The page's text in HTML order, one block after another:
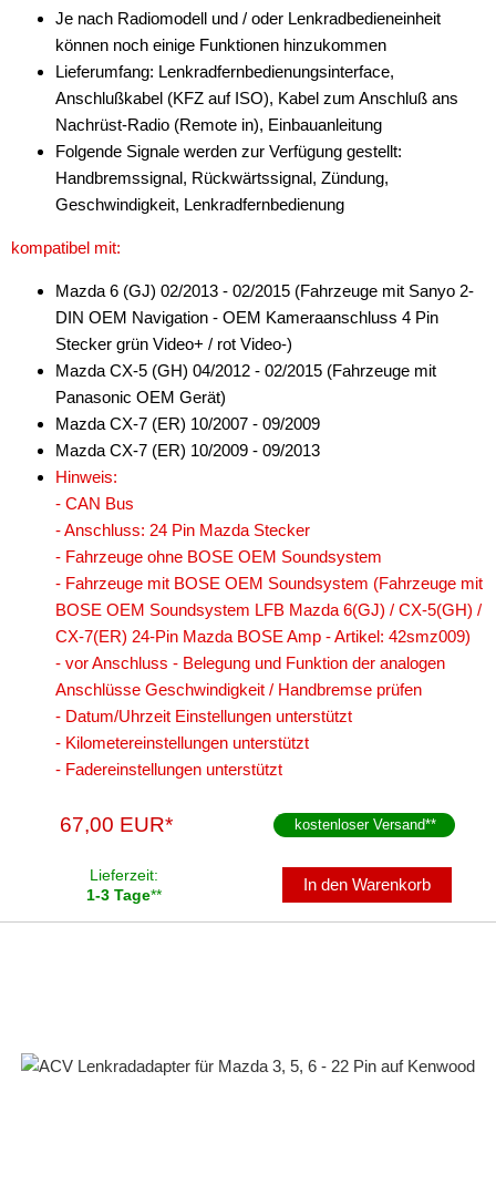
Je nach Radiomodell und / oder Lenkradbedieneinheit
können noch einige Funktionen hinzukommen
Lieferumfang: Lenkradfernbedienungsinterface,
Anschlußkabel (KFZ auf ISO), Kabel zum Anschluß ans
Nachrüst-Radio (Remote in), Einbauanleitung
Folgende Signale werden zur Verfügung gestellt:
Handbremssignal, Rückwärtssignal, Zündung,
Geschwindigkeit, Lenkradfernbedienung
kompatibel mit:
Mazda 6 (GJ) 02/2013 - 02/2015 (Fahrzeuge mit Sanyo 2-
DIN OEM Navigation - OEM Kameraanschluss 4 Pin
Stecker grün Video+ / rot Video-)
Mazda CX-5 (GH) 04/2012 - 02/2015 (Fahrzeuge mit
Panasonic OEM Gerät)
Mazda CX-7 (ER) 10/2007 - 09/2009
Mazda CX-7 (ER) 10/2009 - 09/2013
Hinweis:
- CAN Bus
- Anschluss: 24 Pin Mazda Stecker
- Fahrzeuge ohne BOSE OEM Soundsystem
- Fahrzeuge mit BOSE OEM Soundsystem (Fahrzeuge mit
BOSE OEM Soundsystem LFB Mazda 6(GJ) / CX-5(GH) /
CX-7(ER) 24-Pin Mazda BOSE Amp - Artikel: 42smz009)
- vor Anschluss - Belegung und Funktion der analogen
Anschlüsse Geschwindigkeit / Handbremse prüfen
- Datum/Uhrzeit Einstellungen unterstützt
- Kilometereinstellungen unterstützt
- Fadereinstellungen unterstützt
67,00 EUR* kostenloser Versand**
Lieferzeit:
1-3 Tage**
In den Warenkorb